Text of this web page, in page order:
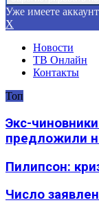
Уже имеете
X
Новости
ТВ Онлайн
Контакты
Топ
Экс-
предложили
Пилипсон:
Число